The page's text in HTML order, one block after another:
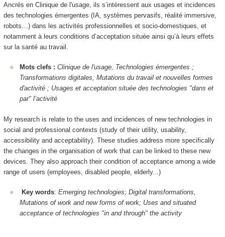
Ancrés en Clinique de l'usage, ils s’intéressent aux usages et incidences
des technologies émergentes (IA, systèmes pervasifs, réalité immersive,
robots…) dans les activités professionnelles et socio-domestiques, et
notamment à leurs conditions d’acceptation située ainsi qu’à leurs effets
sur la santé au travail.
Mots clefs : Clinique de l'usage, Technologies émergentes ;
Transformations digitales, Mutations du travail et nouvelles formes
d'activité ; Usages et acceptation située des technologies "dans et
par" l’activité
My research is relate to the uses and incidences of new technologies in
social and professional contexts (study of their utility, usability,
accessibility and acceptability). These studies address more specifically
the changes in the organisation of work that can be linked to these new
devices. They also approach their condition of acceptance among a wide
range of users (employees, disabled people, elderly...)
Key words: Emerging technologies; Digital transformations,
Mutations of work and new forms of work; Uses and situated
acceptance of technologies "in and through" the activity